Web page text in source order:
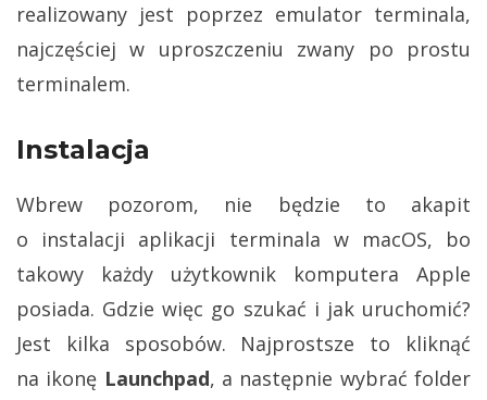
realizowany jest poprzez emulator terminala,
najczęściej w uproszczeniu zwany po prostu
terminalem.
Instalacja
Wbrew pozorom, nie będzie to akapit
o instalacji aplikacji terminala w macOS, bo
takowy każdy użytkownik komputera Apple
posiada. Gdzie więc go szukać i jak uruchomić?
Jest kilka sposobów. Najprostsze to kliknąć
na ikonę Launchpad, a następnie wybrać folder